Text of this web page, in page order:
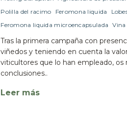
Polilla del racimo
Feromona liquida
Feromona liquida microencapsulada
Vina
Tras la primera campaña con
viñedos y teniendo en cuenta la
viticultores que lo han empleado, os
conclusiones..
Leer más